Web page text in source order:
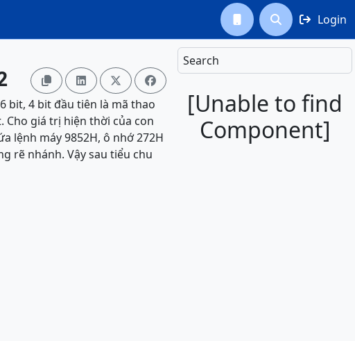
  Login
Search
[Unable to find
Component]
   
bit, 4 bit đầu tiên là mã thao
Cho giá trị hiện thời của con
lệnh máy 9852H, ô nhớ 272H
rẽ nhánh. Vậy sau tiểu chu